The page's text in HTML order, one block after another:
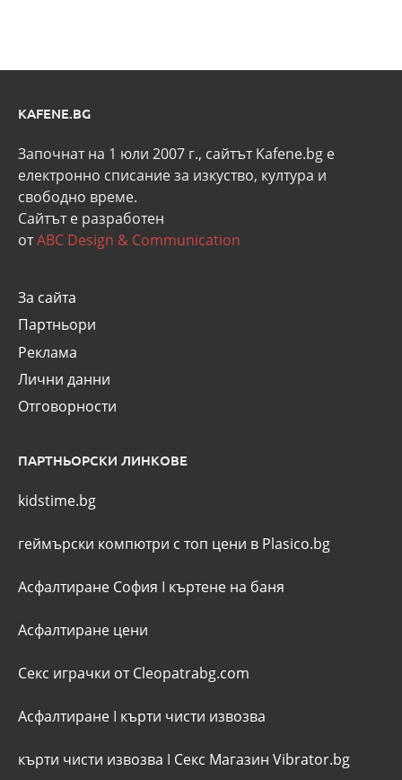
KAFENE.BG
Започнат на 1 юли 2007 г., сайтът Kafene.bg e
eлектронно списание за изкуство, култура и
свободно време.
Сайтът е разработен
отABC Design & Communication
За сайта
Партньори
Реклама
Лични данни
Отговорности
ПАРТНЬОРСКИ ЛИНКОВЕ
kidstime.bg
геймърски компютри с топ цени в Plasico.bg
Асфалтиране София I къртене на баня
Асфалтиране цени
Секс играчки от Cleopatrabg.com
Асфалтиране I кърти чисти извозва
кърти чисти извозва I Секс Магазин Vibrator.bg